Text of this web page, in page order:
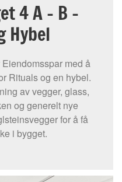
4 A – B –
Hybel
med å
Rituals og en hybel.
av vegger, glass,
og generelt nye
for å få
i bygget.